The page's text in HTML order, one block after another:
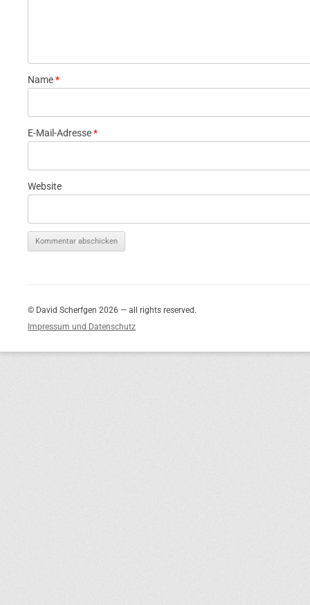
Name*
E-Mail-Adresse*
Website
© David Scherfgen 2026 — all rights reserved.
Impressum und Datenschutz